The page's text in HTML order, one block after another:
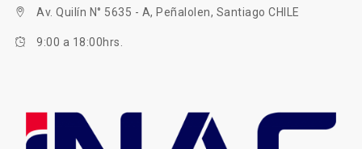
Av. Quilín N° 5635 - A, Peñalolen, Santiago CHILE
9:00 a 18:00hrs.